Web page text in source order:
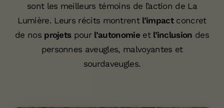
sont les meilleurs témoins de l’action de La
Lumière. Leurs récits montrent l’impactconcret
de nos projetspour l’autonomieet l’inclusion des
personnes aveugles, malvoyantes et
sourdaveugles.